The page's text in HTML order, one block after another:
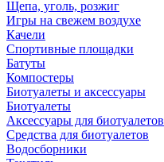
Щепа, уголь, розжиг
Игры на свежем воздухе
Качели
Спортивные площадки
Батуты
Компостеры
Биотуалеты и аксессуары
Биотуалеты
Аксессуары для биотуалетов
Средства для биотуалетов
Водосборники